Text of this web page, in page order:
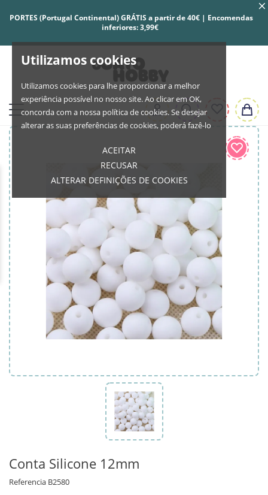
Utilizamos cookies
Utilizamos cookies para lhe proporcionar a melhor
experiência possível no nosso site. Ao clicar em OK,
concorda com a nossa política de cookies. Se desejar
alterar as suas preferências de cookies, poderá fazê-lo
ACEITAR
RECUSAR
ALTERAR DEFINIÇÕES DE COOKIES
PORTES (Portugal Continental) GRÁTIS a partir de 40€ | Encomendas
inferiores: 3,99€
Conta Silicone 12mm
Referencia B2580